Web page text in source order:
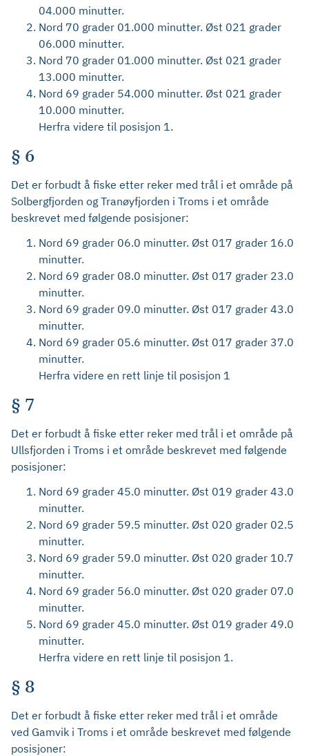
04.000 minutter.
Nord 70 grader 01.000 minutter. Øst 021 grader
06.000 minutter.
Nord 70 grader 01.000 minutter. Øst 021 grader
13.000 minutter.
Nord 69 grader 54.000 minutter. Øst 021 grader
10.000 minutter.
Herfra videre til posisjon 1.
§ 6
Det er forbudt å fiske etter reker med trål i et område på
Solbergfjorden og Tranøyfjorden i Troms i et område
beskrevet med følgende posisjoner:
Nord 69 grader 06.0 minutter. Øst 017 grader 16.0
minutter.
Nord 69 grader 08.0 minutter. Øst 017 grader 23.0
minutter.
Nord 69 grader 09.0 minutter. Øst 017 grader 43.0
minutter.
Nord 69 grader 05.6 minutter. Øst 017 grader 37.0
minutter.
Herfra videre en rett linje til posisjon 1
§ 7
Det er forbudt å fiske etter reker med trål i et område på
Ullsfjorden i Troms i et område beskrevet med følgende
posisjoner:
Nord 69 grader 45.0 minutter. Øst 019 grader 43.0
minutter.
Nord 69 grader 59.5 minutter. Øst 020 grader 02.5
minutter.
Nord 69 grader 59.0 minutter. Øst 020 grader 10.7
minutter.
Nord 69 grader 56.0 minutter. Øst 020 grader 07.0
minutter.
Nord 69 grader 45.0 minutter. Øst 019 grader 49.0
minutter.
Herfra videre en rett linje til posisjon 1.
§ 8
Det er forbudt å fiske etter reker med trål i et område
ved Gamvik i Troms i et område beskrevet med følgende
posisjoner: